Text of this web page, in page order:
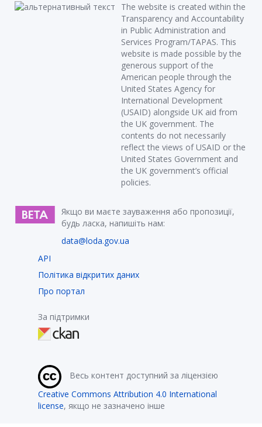
The website is created within the
Transparency and Accountability
in Public Administration and
Services Program/TAPAS. This
website is made possible by the
generous support of the
American people through the
United States Agency for
International Development
(USAID) alongside UK aid from
the UK government. The
contents do not necessarily
reflect the views of USAID or the
United States Government and
the UK government’s official
policies.
Якщо ви маєте зауваження або пропозиції,
будь ласка, напишіть нам:
data@loda.gov.ua
API
Політика відкритих даних
Про портал
За підтримки
Весь контент доступний за ліцензією
Creative Commons Attribution 4.0 International
license, якщо не зазначено інше